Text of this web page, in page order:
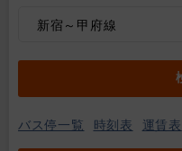
新宿～甲府線
バス停一覧 時刻表 運賃表